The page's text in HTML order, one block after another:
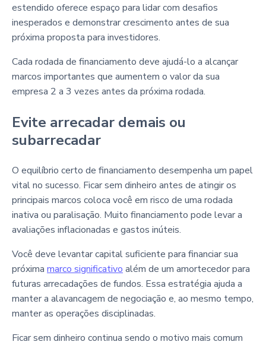
estendido oferece espaço para lidar com desafios
inesperados e demonstrar crescimento antes de sua
próxima proposta para investidores.
Cada rodada de financiamento deve ajudá-lo a alcançar
marcos importantes que aumentem o valor da sua
empresa 2 a 3 vezes antes da próxima rodada.
Evite arrecadar demais ou
subarrecadar
O equilíbrio certo de financiamento desempenha um papel
vital no sucesso. Ficar sem dinheiro antes de atingir os
principais marcos coloca você em risco de uma rodada
inativa ou paralisação. Muito financiamento pode levar a
avaliações inflacionadas e gastos inúteis.
Você deve levantar capital suficiente para financiar sua
próxima marco significativo além de um amortecedor para
futuras arrecadações de fundos. Essa estratégia ajuda a
manter a alavancagem de negociação e, ao mesmo tempo,
manter as operações disciplinadas.
Ficar sem dinheiro continua sendo o motivo mais comum